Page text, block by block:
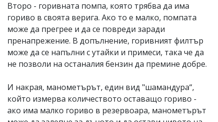
Второ - горивната помпа, която трябва да има
гориво в своята верига. Ако то е малко, помпата
може да прегрее и да се повреди заради
пренапрежение. В допълнение, горивният филтър
може да се напълни с утайки и примеси, така че да
не позволи на останалия бензин да премине добре.
И накрая, манометърът, един вид "шамандура“,
който измерва количеството оставащо гориво -
ако има малко гориво в резервоара, манометърът